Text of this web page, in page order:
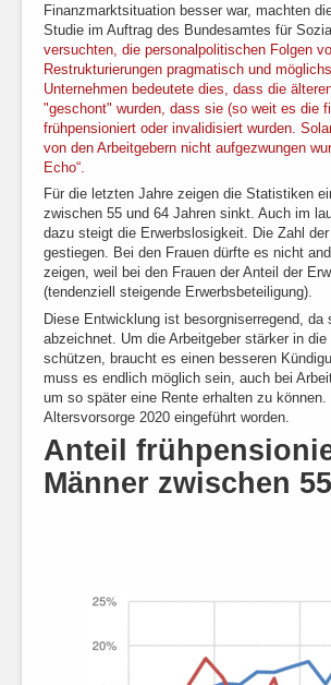
Finanzmarktsituation besser war, machten
Studie im Auftrag des Bundesamtes für
versuchten, die personalpolitischen Folgen
Restrukturierungen pragmatisch und
Unternehmen bedeutete dies, dass die
"geschont" wurden, dass sie (so weit es die
frühpensioniert oder invalidisiert wurden.
von den Arbeitgebern nicht aufgezwungen
Echo“.
Für die letzten Jahre zeigen die Statistiken
zwischen 55 und 64 Jahren sinkt. Auch im
dazu steigt die Erwerbslosigkeit. Die Zahl
gestiegen. Bei den Frauen dürfte es nicht
zeigen, weil bei den Frauen der Anteil der
(tendenziell steigende Erwerbsbeteiligung).
Diese Entwicklung ist besorgniserregend,
abzeichnet. Um die Arbeitgeber stärker in
schützen, braucht es einen besseren
muss es endlich möglich sein, auch bei
um so später eine Rente erhalten zu
Altersvorsorge 2020 eingeführt worden.
Anteil
Männer zwischen